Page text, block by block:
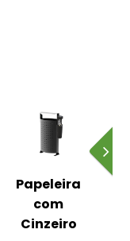
Papeleira
com
Cinzeiro